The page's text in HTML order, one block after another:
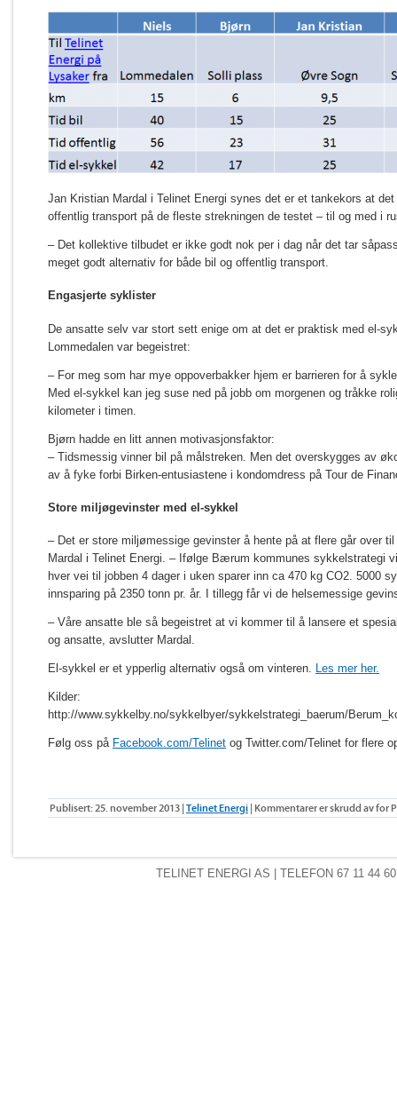
Jan Kristian Mardal i Telinet Energi synes det er et tankekors at
offentlig transport på de fleste strekningen de testet – til og med i
– Det kollektive tilbudet er ikke godt nok per i dag når det tar
meget godt alternativ for både bil og offentlig transport.
Engasjerte syklister
De ansatte selv var stort sett enige om at det er praktisk med el-
Lommedalen var begeistret:
– For meg som har mye oppoverbakker hjem er barrieren for å
Med el-sykkel kan jeg suse ned på jobb om morgenen og tråkke
kilometer i timen.
Bjørn hadde en litt annen motivasjonsfaktor:
– Tidsmessig vinner bil på målstreken. Men det overskygges av
av å fyke forbi Birken-entusiastene i kondomdress på Tour de
Store miljøgevinster med el-sykkel
– Det er store miljømessige gevinster å hente på at flere går over
Mardal i Telinet Energi. – Ifølge Bærum kommunes sykkelstrategi
hver vei til jobben 4 dager i uken sparer inn ca 470 kg CO2. 5000
innsparing på 2350 tonn pr. år. I tillegg får vi de helsemessige
– Våre ansatte ble så begeistret at vi kommer til å lansere et
og ansatte, avslutter Mardal.
El-sykkel er et ypperlig alternativ også om vinteren. Les mer her.
Kilder:
http://www.sykkelby.no/sykkelbyer/sykkelstrategi_baerum/
Følg oss på Facebook.com/Telinet og Twitter.com/Telinet for flere
Publisert: 25. november 2013 | Telinet Energi Kommentarer er skrudd avfor
TELINET ENERGI AS | TELEFON 67 11 44